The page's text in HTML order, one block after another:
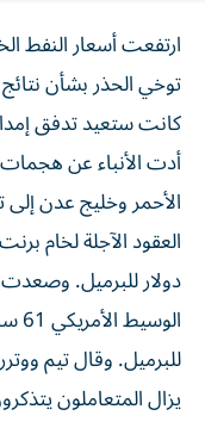
ارتفعت أسعار النفط
توخي الحذر بشأن
كانت ستعيد تدفق
أدت الأنباء عن
الأحمر وخليج عدن ​إلى
‌دولار للبرميل.
للبرميل. وقال تيم
يزال المتعاملون